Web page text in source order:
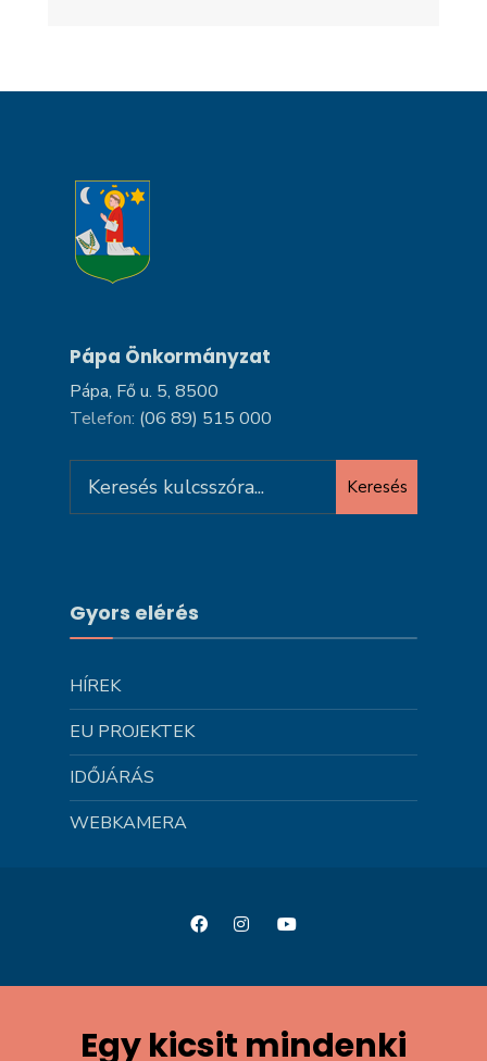
Pápa Önkormányzat
Pápa, Fő u. 5, 8500
Telefon: (06 89) 515 000
for:
Keresés
Gyors elérés
HÍREK
EU PROJEKTEK
IDŐJÁRÁS
WEBKAMERA
Egy kicsit mindenki